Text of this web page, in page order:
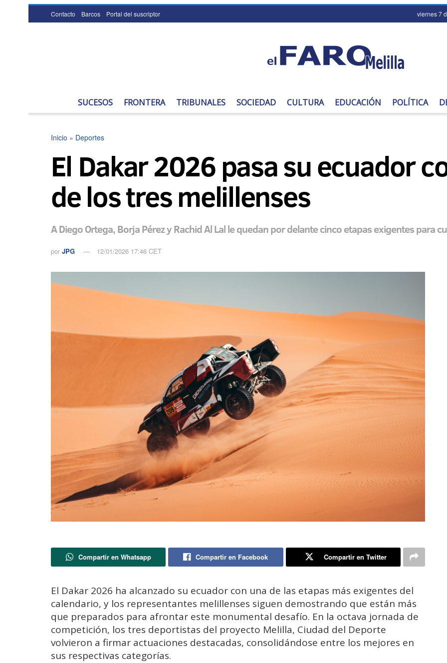
Contacto Barcos Portal del suscriptor viernes 7
SUCESOS FRONTERA TRIBUNALES SOCIEDAD CULTURA EDUCACIÓN POLÍTICA
Inicio » Deportes
El Dakar 2026 pasa su ecuador
de los tres melillenses
A Diego Ortega, Borja Pérez y Rachid Al Lal le quedan por delante cinco etapas exigentes para
por JPG 12/01/2026 17:46 CET
Compartir en Whatsapp Compartir en Facebook Compartir en Twitter
El Dakar 2026 ha alcanzado su ecuador con una de las etapas más exigentes del
calendario, y los representantes melillenses siguen demostrando que están más
que preparados para afrontar este monumental desafío. En la octava jornada de
competición, los tres deportistas del proyecto Melilla, Ciudad del Deporte
volvieron a firmar actuaciones destacadas, consolidándose entre los mejores en
sus respectivas categorías.